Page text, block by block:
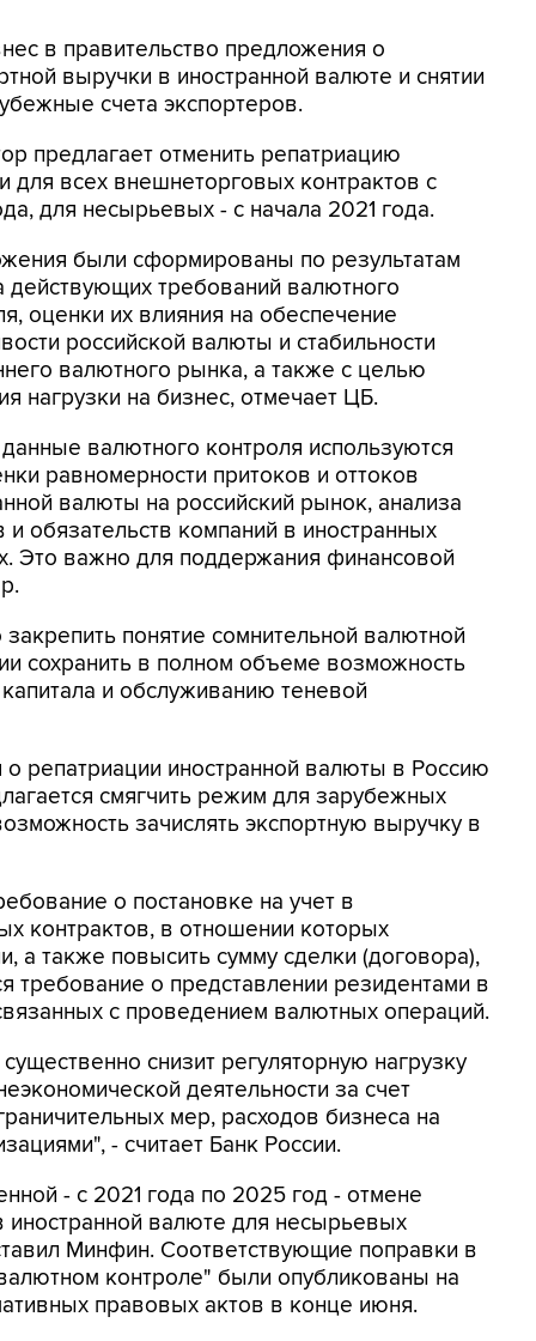
в правительство предложения о
выручки в иностранной валюте и снятии
счета экспортеров.
предлагает отменить репатриацию
для всех внешнеторговых контрактов с
для несырьевых - с начала 2021 года.
были сформированы по результатам
действующих требований валютного
оценки их влияния на обеспечение
российской валюты и стабильности
валютного рынка, а также с целью
нагрузки на бизнес, отмечает ЦБ.
валютного контроля используются
равномерности притоков и оттоков
валюты на российский рынок, анализа
и обязательств компаний в иностранных
Это важно для поддержания финансовой
понятие сомнительной валютной
сохранить в полном объеме возможность
и обслуживанию теневой
репатриации иностранной валюты в Россию
смягчить режим для зарубежных
зачислять экспортную выручку в
о постановке на учет в
контрактов, в отношении которых
а также повысить сумму сделки (договора),
требование о представлении резидентами в
с проведением валютных операций.
снизит регуляторную нагрузку
деятельности за счет
мер, расходов бизнеса на
- считает Банк России.
- с 2021 года по 2025 год - отмене
иностранной валюте для несырьевых
Минфин. Соответствующие поправки в
контроле" были опубликованы на
правовых актов в конце июня.